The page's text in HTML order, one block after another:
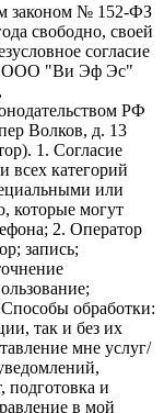
законом № 152-ФЗ
свободно, своей
согласие
ООО "Ви Эф Эс"
РФ
Волков, д. 13
1. Согласие
всех категорий
или
которые могут
2. Оператор
запись;
обработки:
так и без их
мне услуг/
подготовка и
в мой